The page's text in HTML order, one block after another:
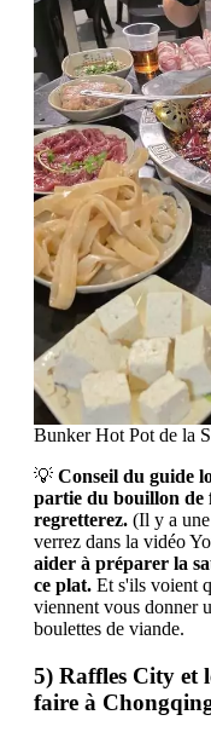
Bunker Hot Pot de la
💡 Conseil du guide
partie du bouillon de
regretterez. (Il y a
verrez dans la vidéo
aider à préparer la
ce plat. Et s'ils voient
viennent vous donner
boulettes de viande.
5) Raffles City et
faire à